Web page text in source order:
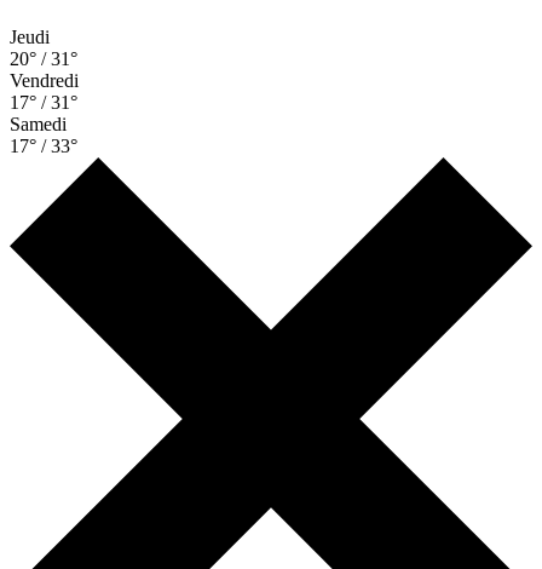
Jeudi
20° / 31°
Vendredi
17° / 31°
Samedi
17° / 33°